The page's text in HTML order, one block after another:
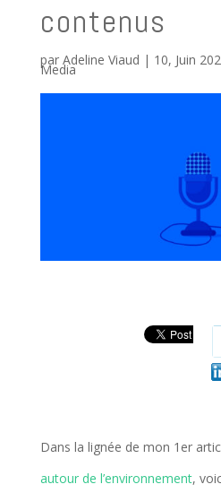
contenus
par Adeline Viaud | 10, Juin
Media
Dans la lignée de mon 1er
autour de l’environnement,